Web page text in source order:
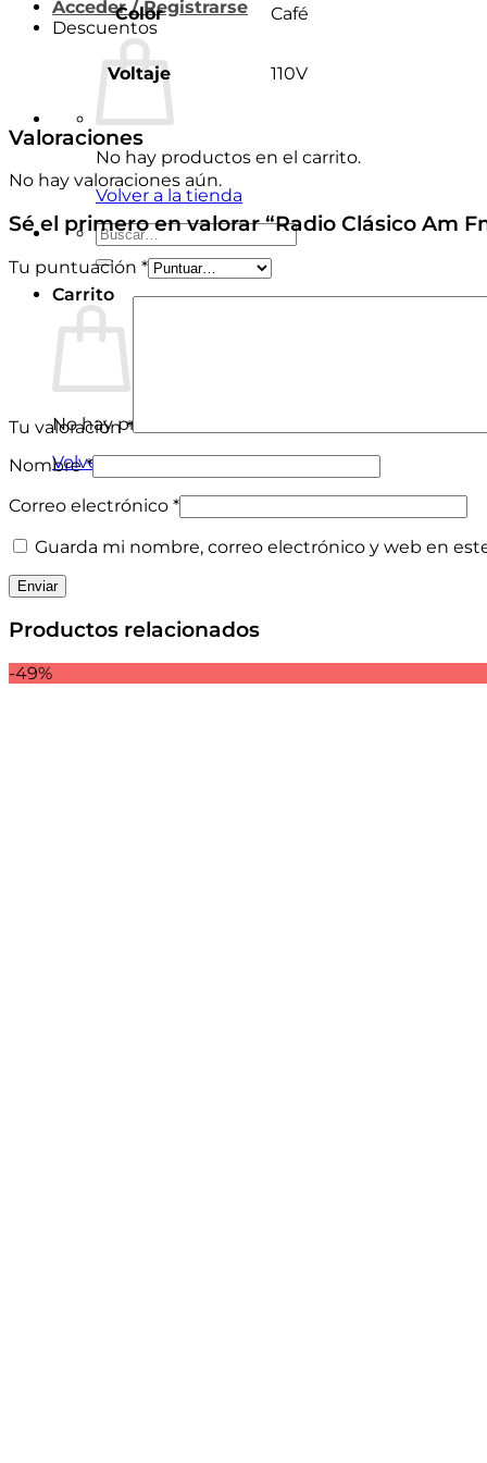
Acceder / Registrarse
Descuentos
No hay productos en el carrito.
Volver a la tienda
Buscar
Carrito
No hay productos en el carrito.
Volver a la tienda
Color Café
Voltaje 110V
Valoraciones
No hay valoraciones aún.
Sé el primero en valorar “Radio Clásico Am
Tu puntuación *
Tu valoración*
Nombre*
Correo electrónico *
Guarda mi nombre, correo electrónico y web en
Productos relacionados
-49%